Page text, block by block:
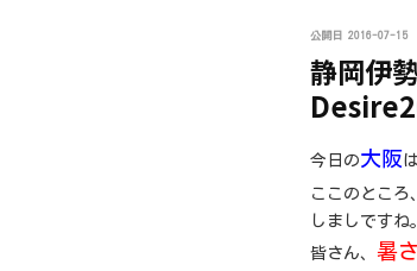
公開日 2016-07-15
静岡伊
今日の大阪
ここのところ
しましですね。
皆さん、 暑さ